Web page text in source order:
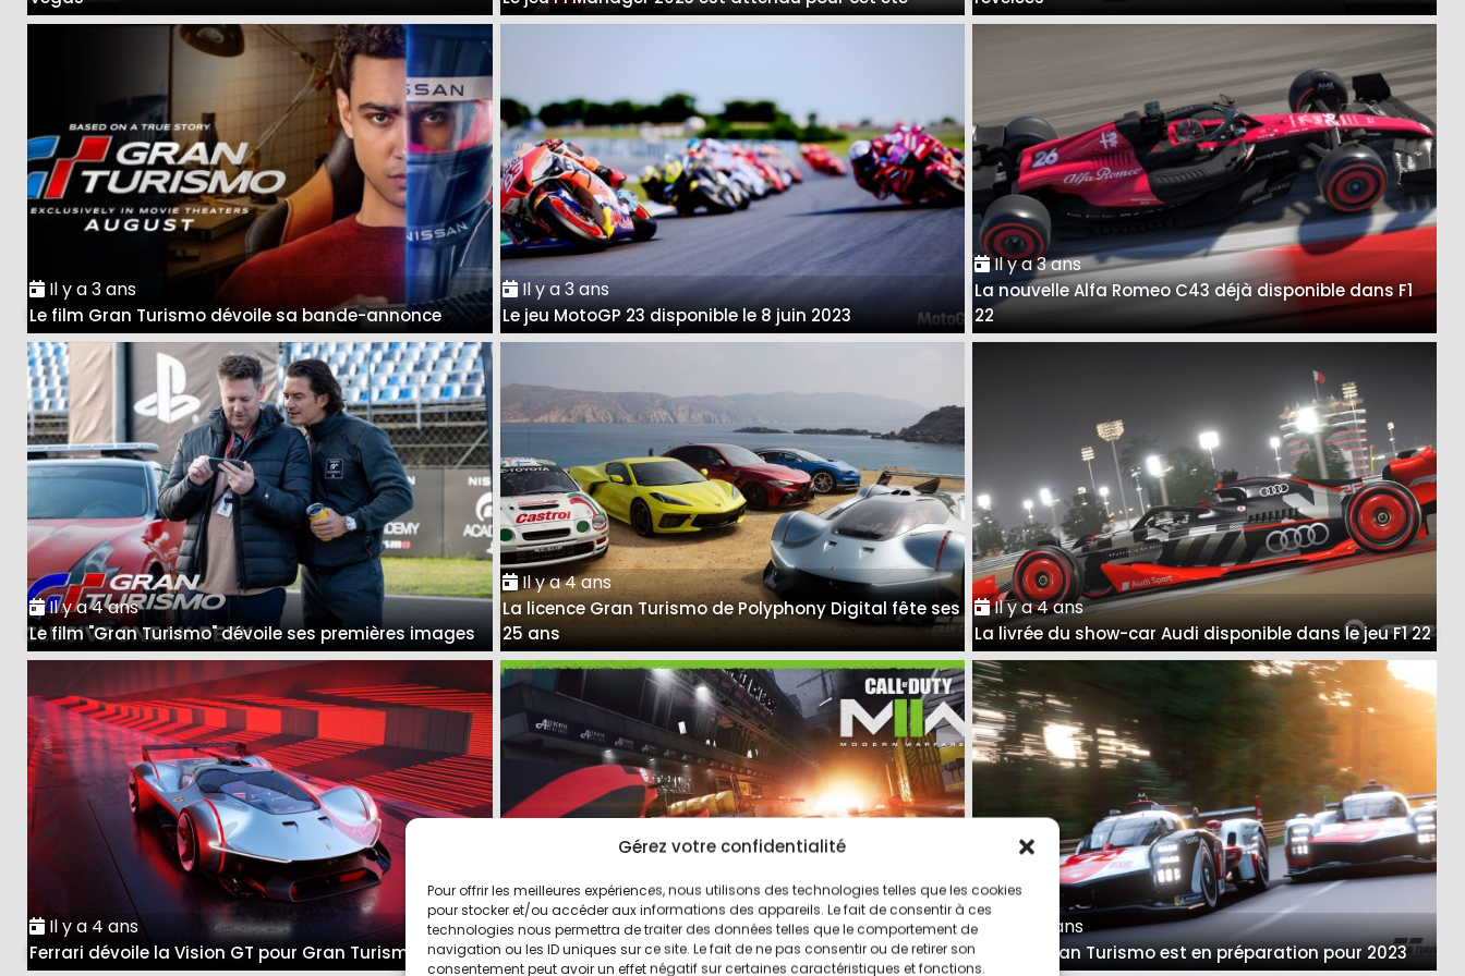
Gérez votre confidentialité
Pour offrir les meilleures expériences, nous utilisons des technologies telles que les cookies
pour stocker et/ou accéder aux informations des appareils. Le fait de consentir à ces
technologies nous permettra de traiter des données telles que le comportement de
navigation ou les ID uniques sur ce site. Le fait de ne pas consentir ou de retirer son
consentement peut avoir un effet négatif sur certaines caractéristiques et fonctions.
Il y a 3 ans
Le film Gran Turismo dévoile sa bande-annonce
Il y a 3 ans
Le jeu MotoGP 23 disponible le 8 juin 2023
Il y a 3 ans
La nouvelle Alfa Romeo C43 déjà disponible dans F1
22
Il y a 4 ans
Le film "Gran Turismo" dévoile ses premières images
Il y a 4 ans
La licence Gran Turismo de Polyphony Digital fête ses
25 ans
Il y a 4 ans
La livrée du show-car Audi disponible dans le jeu F1 22
Il y a 4 ans
Ferrari dévoile la Vision GT pour Gran Turismo 7
Il y a 4 ans
Le tracé de Singapour jouable dans Call of Duty :
Modern Warfare II
Il y a 4 ans
Un film Gran Turismo est en préparation pour 2023